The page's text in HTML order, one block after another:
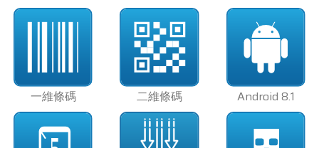
一維條碼 二維條碼 Android 8.1